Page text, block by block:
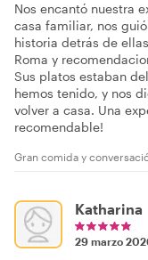
Nos encantó nuestra
casa familiar, nos
historia detrás de
Roma y
Sus platos estaban
hemos tenido, y nos
volver a casa. Una
recomendable!
Gran comida y
Katharina
29 marzo